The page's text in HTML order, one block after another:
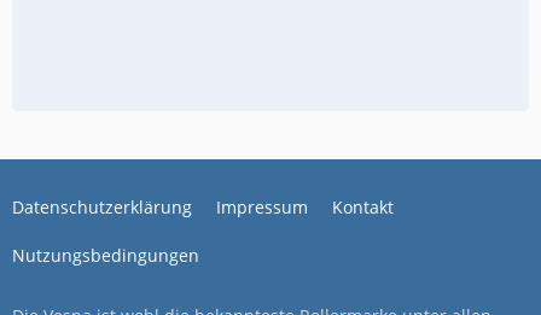
Datenschutzerklärung Impressum Kontakt
Nutzungsbedingungen